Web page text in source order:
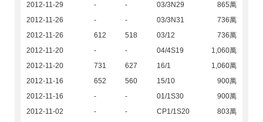
2012-11-29
- - 03/3N29
865萬
2012-11-26
- - 03/3N31
736萬
2012-11-26
612 518 03/12
736萬
2012-11-20
- - 04/4S19
1,060萬
2012-11-20
731 627 16/1
1,060萬
2012-11-16
652 560 15/10
900萬
2012-11-16
- - 01/1S30
900萬
2012-11-02
- - CP1/1S20
803萬